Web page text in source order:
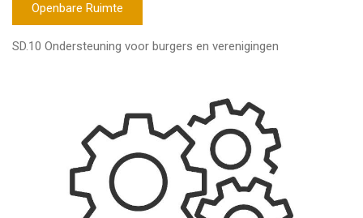
Openbare Ruimte
SD.10 Ondersteuning voor burgers en verenigingen